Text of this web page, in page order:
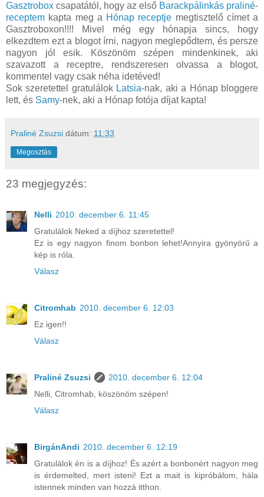
Gasztrobox csapatától, hogy az első Barackpálinkás praliné-
receptem kapta meg a Hónap receptje megtisztelő címet a
Gasztroboxon!!!! Mivel még egy hónapja sincs, hogy
elkezdtem ezt a blogot írni, nagyon meglepődtem, és persze
nagyon jól esik. Köszönöm szépen mindenkinek, aki
szavazott a receptre, rendszeresen olvassa a blogot,
kommentel vagy csak néha idetéved!
Sok szeretettel gratulálok Latsia-nak, aki a Hónap bloggere
lett, és Samy-nek, aki a Hónap fotója díjat kapta!
Praliné Zsuzsi dátum: 11:33
Megosztás
23 megjegyzés:
Nelli 2010. december 6. 11:45
Gratulálok Neked a díjhoz szeretettel!
Ez is egy nagyon finom bonbon lehet!Annyira gyönyörű a
kép is róla.
Válasz
Citromhab 2010. december 6. 12:03
Ez igen!!
Válasz
Praliné Zsuzsi
2010. december 6. 12:04
Nelli, Citromhab, köszönöm szépen!
Válasz
BirgánAndi 2010. december 6. 12:19
Gratulálok én is a díjhoz! És azért a bonbonért nagyon meg
is érdemelted, mert isteni! Ezt a mait is kipróbálom, hála
istennek minden van hozzá itthon.